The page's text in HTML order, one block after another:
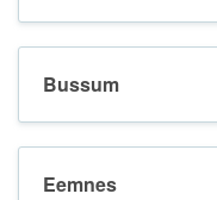
Bussum
Eemnes